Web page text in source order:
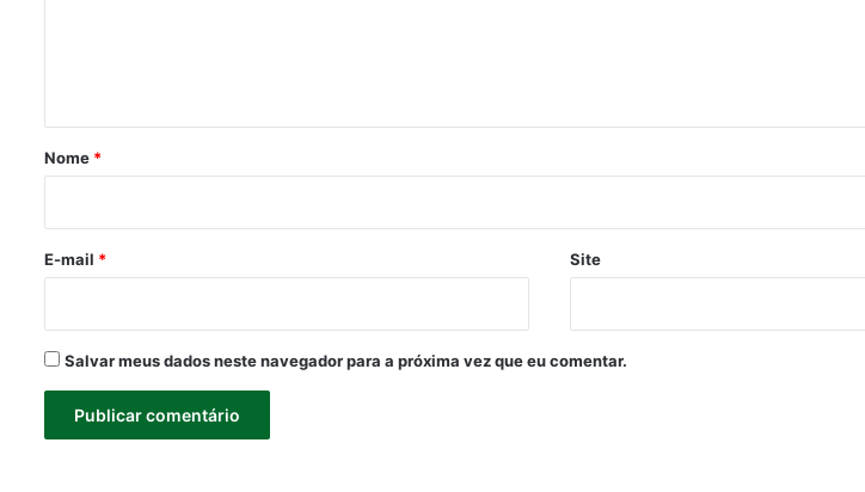
r
*
Nome *
E-mail * Site
Salvar meus dados neste navegador para a próxima vez que eu comentar.